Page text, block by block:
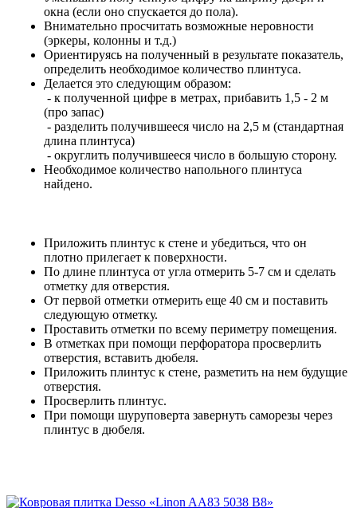
окна (если оно спускается до пола).
Внимательно просчитать возможные неровности
(эркеры, колонны и т.д.)
Ориентируясь на полученный в результате показатель,
определить необходимое количество плинтуса.
Делается это следующим образом:
- к полученной цифре в метрах, прибавить 1,5 - 2 м
(про запас)
- разделить получившееся число на 2,5 м (стандартная
длина плинтуса)
- округлить получившееся число в большую сторону.
Необходимое количество напольного плинтуса
найдено.
Приложить плинтус к стене и убедиться, что он
плотно прилегает к поверхности.
По длине плинтуса от угла отмерить 5-7 см и сделать
отметку для отверстия.
От первой отметки отмерить еще 40 см и поставить
следующую отметку.
Проставить отметки по всему периметру помещения.
В отметках при помощи перфоратора просверлить
отверстия, вставить дюбеля.
Приложить плинтус к стене, разметить на нем будущие
отверстия.
Просверлить плинтус.
При помощи шуруповерта завернуть саморезы через
плинтус в дюбеля.